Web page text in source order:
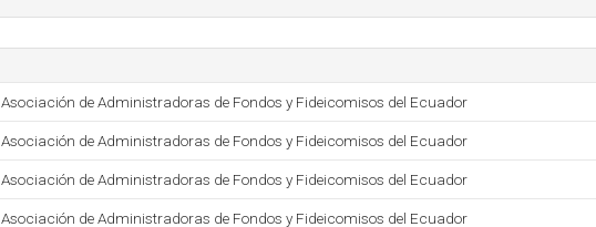
Asociación de Administradoras de Fondos y Fideicomisos del Ecuador
Asociación de Administradoras de Fondos y Fideicomisos del Ecuador
Asociación de Administradoras de Fondos y Fideicomisos del Ecuador
Asociación de Administradoras de Fondos y Fideicomisos del Ecuador